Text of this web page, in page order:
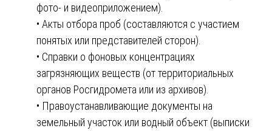
фото- и видеоприложением).
• Акты отбора проб (составляются с участием
понятых или представителей сторон).
• Справки о фоновых концентрациях
загрязняющих веществ (от территориальных
органов Росгидромета или из архивов).
• Правоустанавливающие документы на
земельный участок или водный объект (выписки